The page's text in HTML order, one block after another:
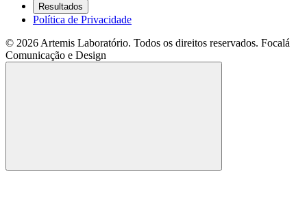
Resultados
Política de Privacidade
© 2026 Artemis Laboratório. Todos os direitos reservados. Focalá
Comunicação e Design